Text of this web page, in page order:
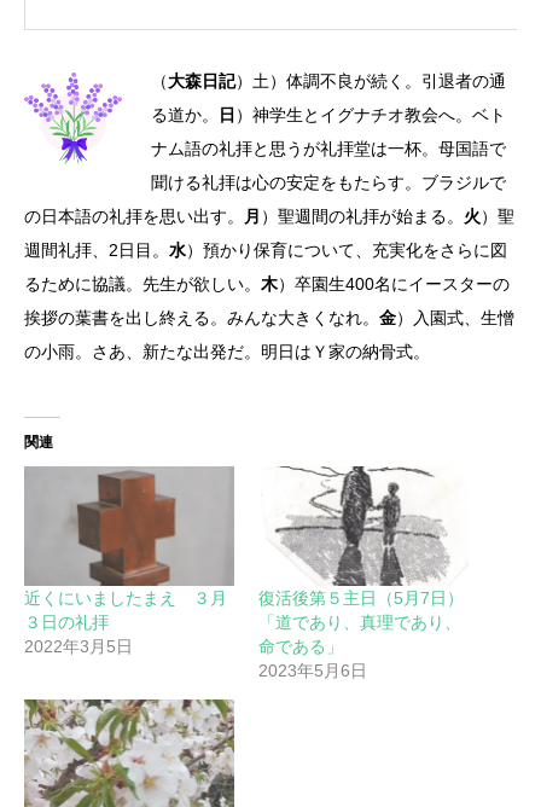
（大森日記）土）体調不良が続く。引退者の通
る道か。
日 ）神学生とイグナチオ教会へ。ベト
ナム語の礼拝と思うが礼拝堂は一杯。母国語で
聞ける礼拝は心の安定をもたらす。ブラジルで
の日本語の礼拝を思い出す。
月 ）聖週間の礼拝が始まる。 火）聖
週間礼拝、2日目。 水）預かり保育について、充実化をさらに図
るために協議。先生が欲しい。 木）卒園生400名にイースターの
挨拶の葉書を出し終える。みんな大きくなれ。 金）入園式、生憎
の小雨。さあ、新たな出発だ。明日はＹ家の納骨式。
関連
近くにいましたまえ ３月
３日の礼拝
2022年3月5日
復活後第５主日（5月7日）
「道であり、真理であり、
命である」
2023年5月6日